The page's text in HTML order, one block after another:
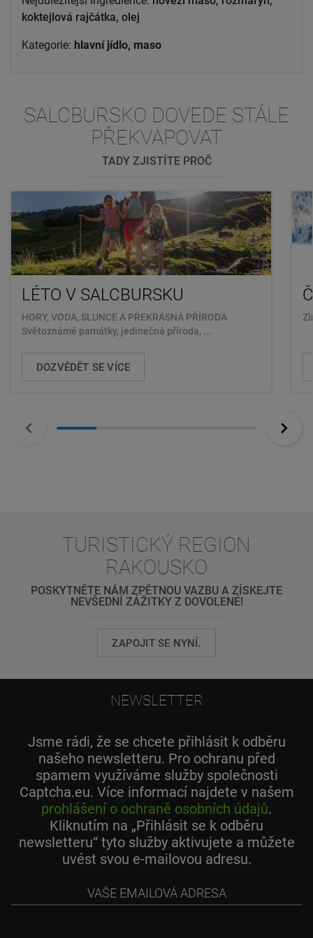
koktejlová rajčátka, olej
Kategorie: hlavní jídlo, maso
SALCBURSKO DOVEDE STÁLE
PŘEKVAPOVAT
TADY ZJISTÍTE PROČ
LÉTO V SALCBURSKU
HORY, VODA, SLUNCE A PŘEKRÁSNÁ PŘÍRODA
Světoznámé památky, jedinečná příroda, ...
DOZVĚDĚT SE VÍCE
TURISTICKÝ REGION
RAKOUSKO
POSKYTNĚTE NÁM ZPĚTNOU VAZBU A ZÍSKEJTE
NEVŠEDNÍ ZÁŽITKY Z DOVOLENÉ!
ZAPOJIT SE NYNÍ.
NEWSLETTER
Jsme rádi, že se chcete přihlásit k odběru
našeho newsletteru. Pro ochranu před
spamem využíváme služby společnosti
Captcha.eu. Více informací najdete v našem
prohlášení o ochraně osobních údajů.
Kliknutím na „Přihlásit se k odběru
newsletteru“ tyto služby aktivujete a můžete
uvést svou e-mailovou adresu.
adresa